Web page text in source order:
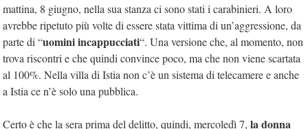
mattina, 8 giugno, nella sua stanza ci sono stati i carabinieri. A loro
avrebbe ripetuto più volte di essere stata vittima di un’aggressione, da
parte di “uomini incappucciati“. Una versione che, al momento, non
trova riscontri e che quindi convince poco, ma che non viene scartata
al 100%. Nella villa di Istia non c’è un sistema di telecamere e anche
a Istia ce n’è solo una pubblica.
Certo è che la sera prima del delitto, quindi, mercoledì 7, la donna